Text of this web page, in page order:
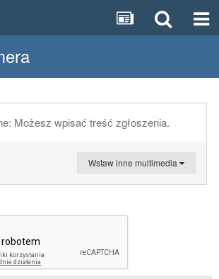
Możesz wpisać treść zgłoszenia.
Wstaw inne multimedia